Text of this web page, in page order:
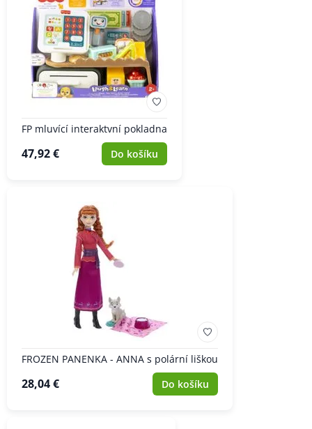
FP mluvící interaktvní pokladna
47,92 € Do košíku
FROZEN PANENKA - ANNA s polární liškou
28,04 € Do košíku